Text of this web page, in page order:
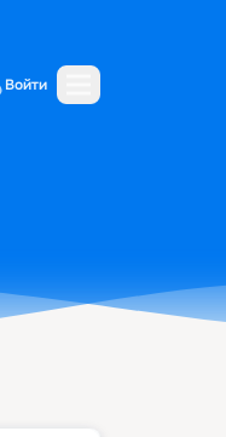
Войти